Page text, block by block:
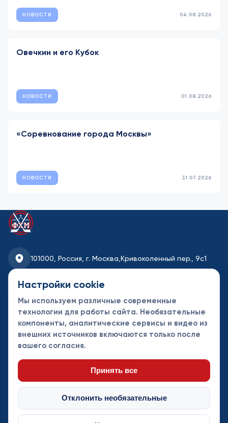
НОВОСТИ 04.08.2026
Овечкин и его Кубок
НОВОСТИ 01.08.2026
«Соревнование города Москвы»
НОВОСТИ 31.07.2026
101000, Россия, г. Москва, Кривоколенный пер., 9с1
fhmoscow@mail.ru
8-495-621-35-95
Новости
Турниры
Контакты
партнеры
Настройки cookie
Мы используем различные современные
технологии для работы сайта. Необязательные
компоненты, аналитические сервисы и видео из
внешних источников включаются только после
вашего согласия.
Принять все
Отклонить необязательные